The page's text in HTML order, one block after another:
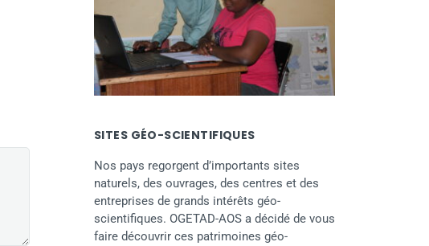
SITES GÉO-SCIENTIFIQUES
Nos pays regorgent d’importants sites
naturels, des ouvrages, des centres et des
entreprises de grands intérêts géo-
scientifiques. OGETAD-AOS a décidé de vous
faire découvrir ces patrimoines géo-